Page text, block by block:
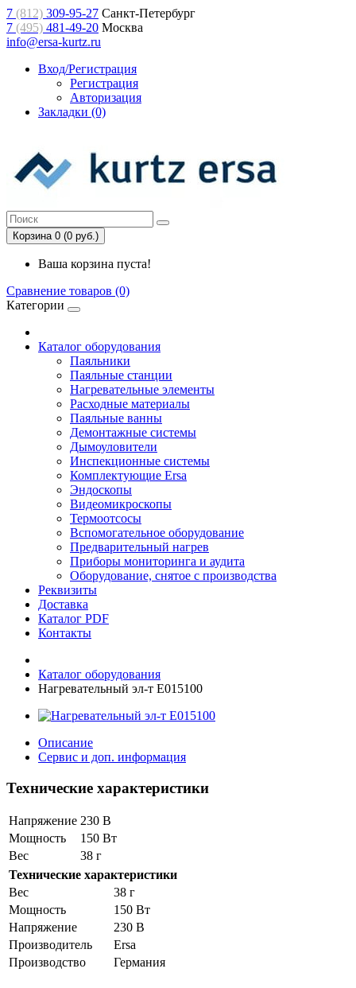
7 (812) 309-95-27 Санкт-Петербург
7 (495) 481-49-20 Москва
info@ersa-kurtz.ru
Вход/Регистрация
Регистрация
Авторизация
Закладки (0)
Корзина 0 (0 руб.)
Ваша корзина пуста!
Сравнение товаров (0)
Категории
Каталог оборудования
Паяльники
Паяльные станции
Нагревательные элементы
Расходные материалы
Паяльные ванны
Демонтажные системы
Дымоуловители
Инспекционные системы
Комплектующие Ersa
Эндоскопы
Видеомикроскопы
Термоотсосы
Вспомогательное оборудование
Предварительный нагрев
Приборы мониторинга и аудита
Оборудование, снятое с производства
Реквизиты
Доставка
Каталог PDF
Контакты
Каталог оборудования
Нагревательный эл-т E015100
Описание
Сервис и доп. информация
Технические характеристики
Напряжение 230 В
Мощность
150 Вт
Вес
38 г
Технические характеристики
Вес
38 г
Мощность
150 Вт
Напряжение
230 В
Производитель
Ersa
Производство
Германия